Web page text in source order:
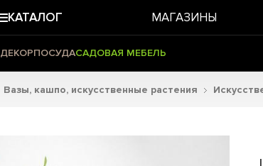
КАТАЛОГ МАГАЗИНЫ
ДЕКОРПОСУДАСАДОВАЯ МЕБЕЛЬ
Вазы, кашпо, искусственные растения